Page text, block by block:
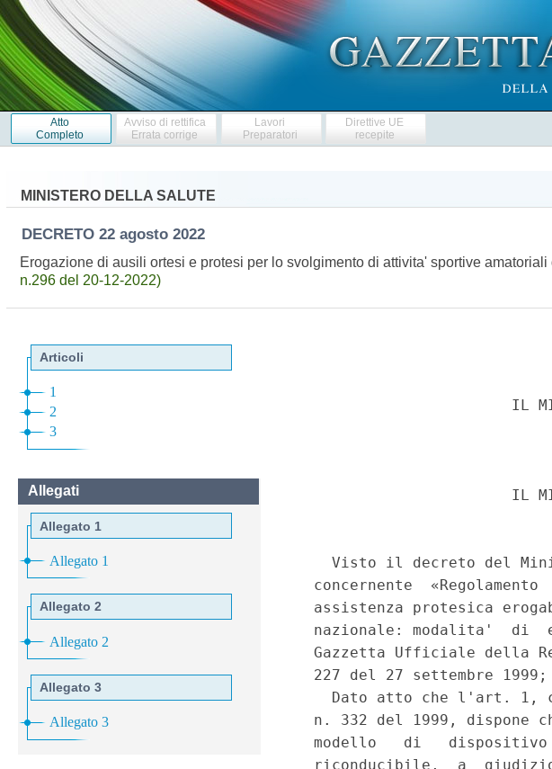
Atto
Completo
Avviso di rettifica
Errata corrige
Lavori
Preparatori
Direttive UE
recepite
MINISTERO DELLA SALUTE
DECRETO 22 agosto 2022
Erogazione di ausili ortesi e protesi per lo svolgimento di attivita' sportive
n.296 del 20-12-2022)